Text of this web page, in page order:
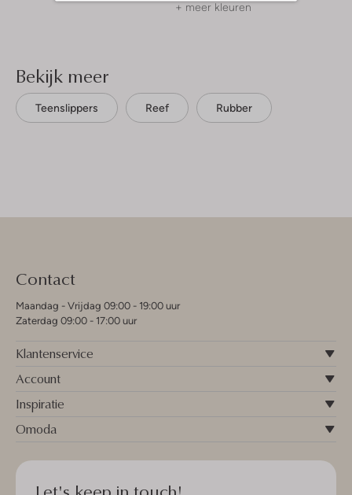
+ meer kleuren
Bekijk meer
Teenslippers Reef Rubber
Contact
Maandag - Vrijdag 09:00 - 19:00 uur
Zaterdag 09:00 - 17:00 uur
Klantenservice
Account
Inspiratie
Omoda